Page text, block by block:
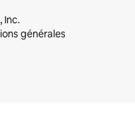
Inc.
générales